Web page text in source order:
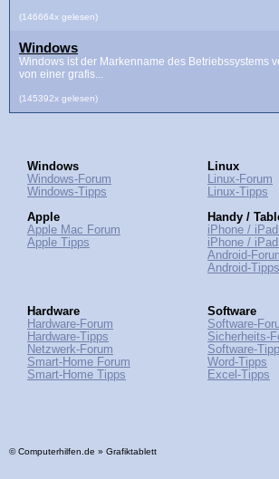
(146664x gelesen)
Windows
Windows ist der Markenname des Betriebssystems
von einer grafis...
(145392x gelesen)
Windows
Windows-Forum
Windows-Tipps
Apple
Apple Mac Forum
Apple Tipps
Linux
Linux-Forum
Linux-Tipps
Handy /
iPhone /
iPhone /
Android-
Android-Tipps
Hardware
Hardware-Forum
Hardware-Tipps
Netzwerk-Forum
Smart-Home Forum
Smart-Home Tipps
Software
Software-
Sicherheits-
Software-
Word-Tipps
Excel-Tipps
© Computerhilfen.de » Grafiktablett